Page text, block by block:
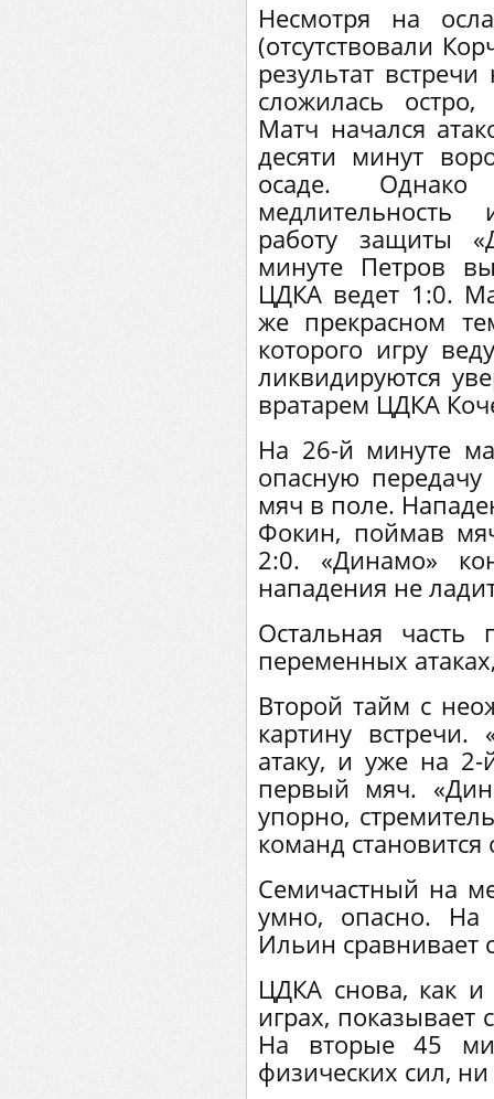
Несмотря на
(отсутствовали
результат
сложилась
Матч начался
десяти минут
осаде.
работу защиты
минуте Петров
ЦДКА ведет 1:0.
же прекрасном
которого игру
ликвидируются
вратарем ЦДКА
На 26-й минуте
опасную передачу
мяч в поле.
Фокин, поймав
2:0. «Динамо»
нападения не
Остальная часть
переменных
Второй тайм с
картину встречи.
атаку, и уже на
первый мяч.
упорно,
команд
Семичастный на
умно, опасно. На
Ильин сравнивает
ЦДКА снова, как
играх, показывает
На вторые 45
физических сил,